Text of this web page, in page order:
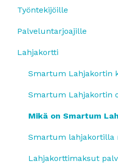
Yleistä
SmartumPlus
SmartumPlus:
Smartum Saldo
Pyöräetu
Etujen käyttö
OmaLahjakortti
Työntekijöille
Edun käyttöönotto ja
Etutyypit
Maksaminen ja
Pyöräetu
Työsuhde-etujen
Palveluntarjoajille
Maksujen
Tilitys ja hinnasto
Tietojen päivitys ja
Pyöräetu
Smartum Lahjakortti
Sopimukset
Lahjakortti
Smartum Lahjakortin
Smartum Lahjakortin
Mikä on Smartum
Smartum lahjakortilla
Lahjakorttimaksut